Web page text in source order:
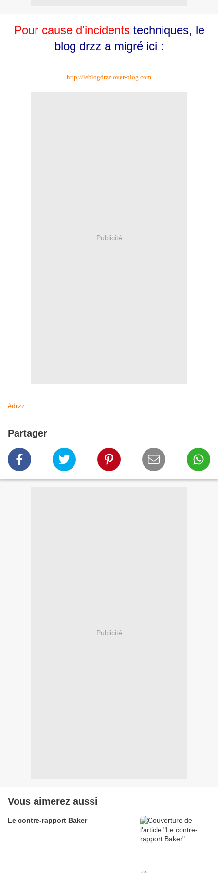
Pour cause d'incidents techniques, le
blog drzz a migré ici :
http://leblogdrzz.over-blog.com
Publicité
#drzz
Partager
Publicité
Vous aimerez aussi
Le contre-rapport Baker